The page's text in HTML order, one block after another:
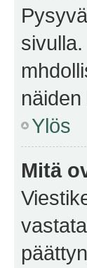
Ylös
Mitä